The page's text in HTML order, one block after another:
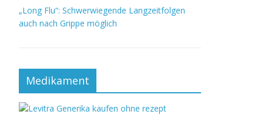
„Long Flu“: Schwerwiegende Langzeitfolgen
auch nach Grippe möglich
Medikament